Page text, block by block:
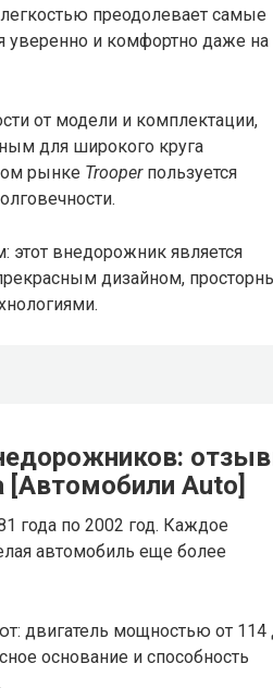
преодолевает самые
уверенно и комфортно даже на
от модели и комплектации,
для широкого круга
рынке Trooperпользуется
этот внедорожник является
дизайном,
[Автомобили Auto]
года по 2002 год. Каждое
автомобиль еще более
двигатель мощностью от 114
основание и способность